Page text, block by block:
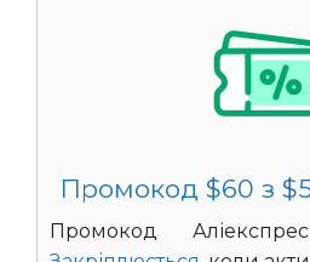
Промокод $60 з
Промокод